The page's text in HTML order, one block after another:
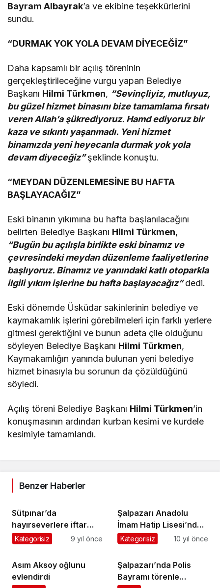
Bayram Albayrak’a ve ekibine teşekkürlerini
sundu.
“DURMAK YOK YOLA DEVAM DİYECEĞİZ”
Daha kapsamlı bir açılış töreninin
gerçekleştirileceğine vurgu yapan Belediye
Başkanı Hilmi Türkmen, “Sevinçliyiz, mutluyuz,
bu güzel hizmet binasını bize tamamlama fırsatı
veren Allah’a şükrediyoruz. Hamd ediyoruz bir
kaza ve sıkıntı yaşanmadı. Yeni hizmet
binamızda yeni heyecanla durmak yok yola
devam diyeceğiz”şeklinde konuştu.
“MEYDAN DÜZENLEMESİNE BU HAFTA
BAŞLAYACAĞIZ”
Eski binanın yıkımına bu hafta başlanılacağını
belirten Belediye Başkanı Hilmi Türkmen,
“Bugün bu açılışla birlikte eski binamız ve
çevresindeki meydan düzenleme faaliyetlerine
başlıyoruz. Binamız ve yanındaki katlı otoparkla
ilgili yıkım işlerine bu hafta başlayacağız”dedi.
Eski dönemde Üsküdar sakinlerinin belediye ve
kaymakamlık işlerini görebilmeleri için farklı yerlere
gitmesi gerektiğini ve bunun adeta çile olduğunu
söyleyen Belediye Başkanı Hilmi Türkmen,
Kaymakamlığın yanında bulunan yeni belediye
hizmet binasıyla bu sorunun da çözüldüğünü
söyledi.
Açılış töreni Belediye Başkanı Hilmi Türkmen’in
konuşmasının ardından kurban kesimi ve kurdele
kesimiyle tamamlandı.
Benzer Haberler
Sütpınar’da
hayırseverlere iftar
verildi
Kategorisiz 9 yıl önce
Şalpazarı Anadolu
İmam Hatip Lisesi’nde
karne heyecanı
Kategorisiz 10 yıl önce
Asım Aksoy oğlunu
evlendirdi
Şalpazarı’nda Polis
Bayramı törenle